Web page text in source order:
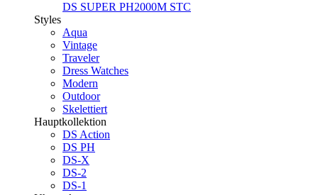
DS SUPER PH2000M STC
Styles
Aqua
Vintage
Traveler
Dress Watches
Modern
Outdoor
Skelettiert
Hauptkollektion
DS Action
DS PH
DS-X
DS-2
DS-1